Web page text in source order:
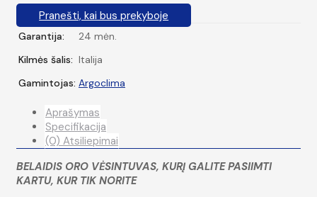
Pranešti, kai bus prekyboje
Garantija:
24 mėn.
Kilmės šalis: Italija
Gamintojas: Argoclima
Aprašymas
Specifikacija
(0) Atsiliepimai
BELAIDIS ORO VĖSINTUVAS, KURĮ GALITE PASIIMTI
KARTU, KUR TIK NORITE